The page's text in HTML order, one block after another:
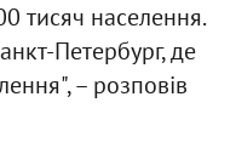
тисяч населення.
Петербург, де
– розповів